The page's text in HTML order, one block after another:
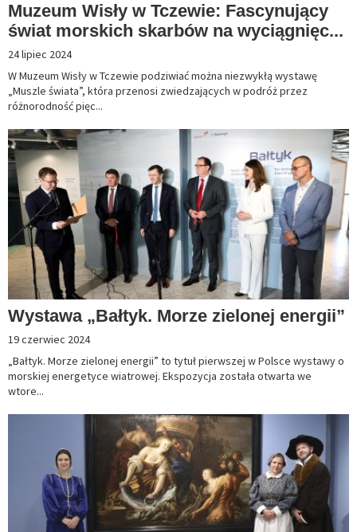
Muzeum Wisły w Tczewie: Fascynujący
świat morskich skarbów na wyciągnięc...
24 lipiec 2024
W Muzeum Wisły w Tczewie podziwiać można niezwykłą wystawę
„Muszle świata”, która przenosi zwiedzających w podróż przez
różnorodność pięc...
Wystawa „Bałtyk. Morze zielonej energii”
19 czerwiec 2024
„Bałtyk. Morze zielonej energii” to tytuł pierwszej w Polsce wystawy o
morskiej energetyce wiatrowej. Ekspozycja została otwarta we
wtore...